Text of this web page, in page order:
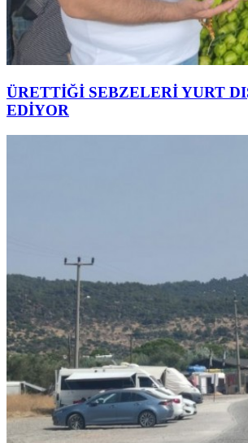
ÜRETTİĞİ SEBZELERİ YURT
EDİYOR